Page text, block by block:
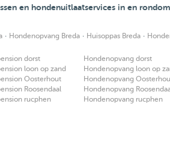
en hondenuitlaatservices in en
· Hondenopvang Breda · Huisoppas Breda ·
dorst
loon op zand
Oosterhout
Roosendaal
rucphen
Hondenopvang dorst
Hondenopvang loon op
Hondenopvang
Hondenopvang
Hondenopvang rucphen